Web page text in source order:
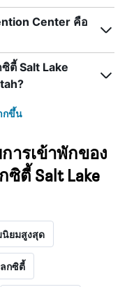
Center คือ
ตี้ Salt Lake
กขึ้น
ารเข้าพักของ
ตี้ Salt Lake
นิยมสูงสุด
กซิตี้